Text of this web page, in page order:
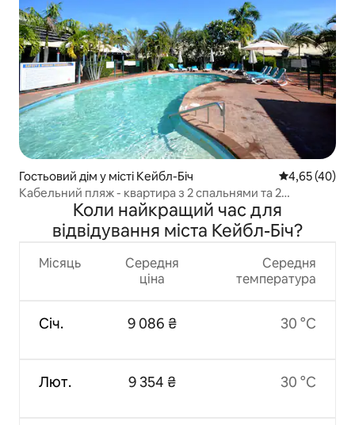
Гостьовий дім у місті Кейбл-Біч Середня
4,65 (40)
Кабельний пляж - квартира з 2 спальнями та 2
спальнямиКоли найкращий час для
відвідування міста Кейбл-Біч?
Місяць
Січ.
Лют.
Середня
ціна
9 086 ₴
9 354 ₴
Середня
температура
30 °C
30 °C